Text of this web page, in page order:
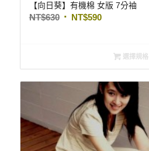
【向日葵】有機棉 女版 7分袖
NT$630 NT$590
選擇規格